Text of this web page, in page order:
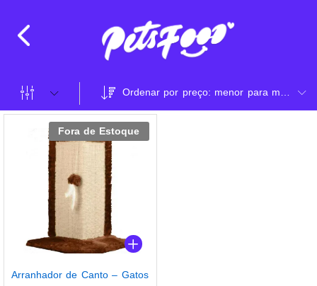
Fora de Estoque
Arranhador de Canto – Gatos